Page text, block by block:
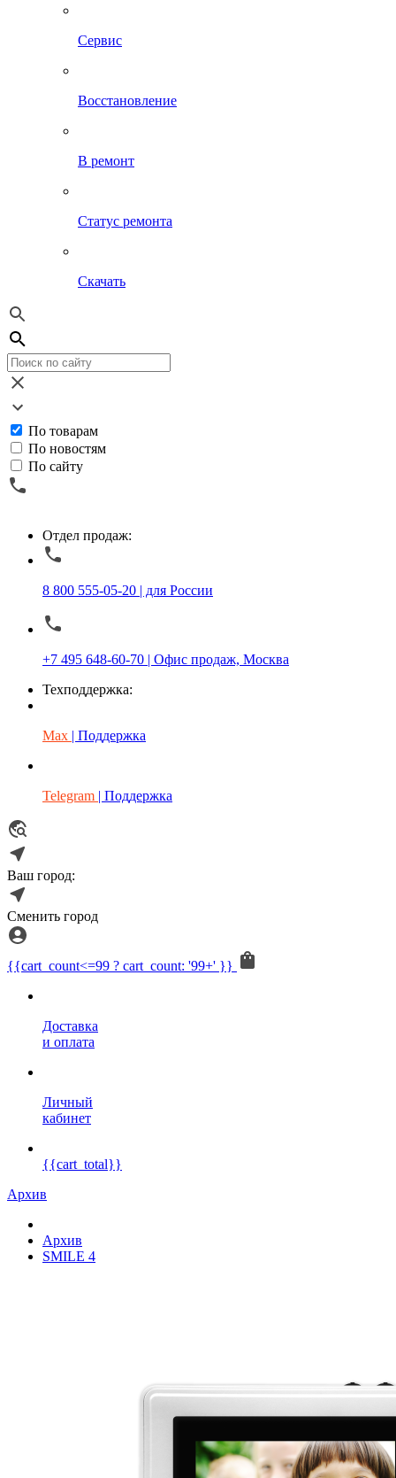
Сервис
Восстановление
В ремонт
Статус ремонта
Скачать
По товарам
По новостям
По сайту
Отдел продаж:
8 800 555-05-20 | для России
+7 495 648-60-70 | Офис продаж, Москва
Техподдержка:
Max | Поддержка
Telegram | Поддержка
Ваш город:
Сменить город
{{cart_count<=99 ? cart_count: '99+' }}
Доставка
и оплата
Личный
кабинет
{{cart_total}}
Архив
Архив
SMILE 4